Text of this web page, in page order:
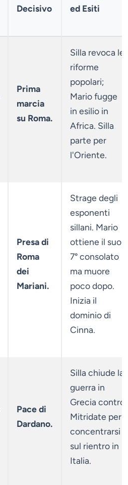
Decisivo
ed Esiti
Prima
marcia
su Roma.
Silla revoca le
riforme
popolari;
Mario fugge
in esilio in
Africa. Silla
parte per
l'Oriente.
Presa di
Roma
dei
Mariani.
Strage degli
esponenti
sillani. Mario
ottiene il suo
7° consolato
ma muore
poco dopo.
Inizia il
dominio di
Cinna.
Pace di
Dardano.
Silla chiude la
guerra in
Grecia contro
Mitridate per
concentrarsi
sul rientro in
Italia.